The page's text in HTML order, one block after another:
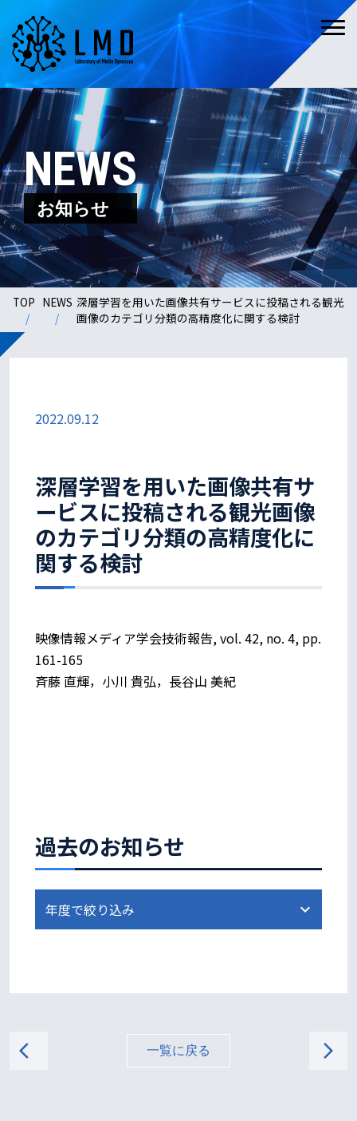
NEWS
お知らせ
TOP NEWS 深層学習を用いた画像共有サービスに投稿される観光
画像のカテゴリ分類の高精度化に関する検討
過去のお知らせ
2022.09.12
深層学習を用いた画像共有サ
ービスに投稿される観光画像
のカテゴリ分類の高精度化に
関する検討
映像情報メディア学会技術報告, vol. 42, no. 4, pp.
161-165
斉藤 直輝，小川 貴弘，長谷山 美紀
arrow_back_ios 一覧に戻る arrow_forward_ios